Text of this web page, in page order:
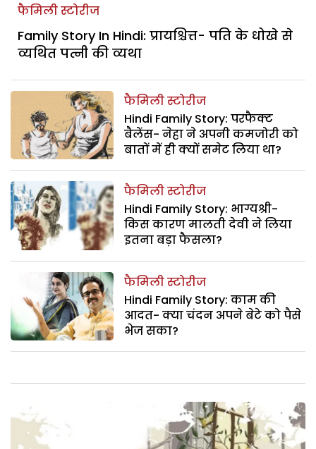
फैमिली स्टोरीज
Family Story In Hindi: प्रायश्चित्त- पति के धोखे से
व्यथित पत्नी की व्यथा
फैमिली स्टोरीज
Hindi Family Story: परफैक्ट
बैलेंस- नेहा ने अपनी कमजोरी को
बातों में ही क्यों समेट लिया था?
फैमिली स्टोरीज
Hindi Family Story: भाग्यश्री-
किस कारण मालती देवी ने लिया
इतना बड़ा फैसला?
फैमिली स्टोरीज
Hindi Family Story: काम की
आदत- क्या चंदन अपने बेटे को पैसे
भेज सका?